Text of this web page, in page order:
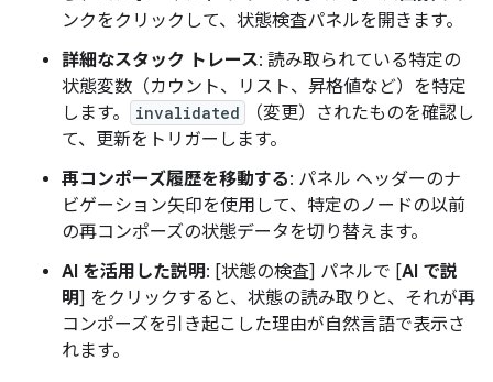
ンクをクリックして、状態検査パネルを開きます。
詳細なスタック トレース: 読み取られている特定の
状態変数（カウント、リスト、昇格値など）を特定
します。
invalidated
（変更）されたものを確認し
て、更新をトリガーします。
再コンポーズ履歴を移動する: パネル ヘッダーのナ
ビゲーション矢印を使用して、特定のノードの以前
の再コンポーズの状態データを切り替えます。
AI を活用した説明: [状態の検査] パネルで [AI で説
明] をクリックすると、状態の読み取りと、それが再
コンポーズを引き起こした理由が自然言語で表示さ
れます。